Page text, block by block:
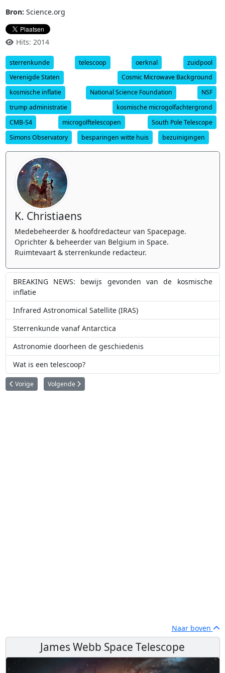
Bron: Science.org
Hits: 2014
sterrenkunde telescoop oerknal
zuidpool
Verenigde Staten
Cosmic Microwave Background
kosmische inflatie
National Science Foundation
NSF
trump administratie
kosmische microgolfachtergrond
CMB-S4
microgolftelescopen
South Pole Telescope
Simons Observatory
besparingen witte huis bezuinigingen
K. Christiaens
Medebeheerder & hoofdredacteur van Spacepage.
Oprichter & beheerder van Belgium in Space.
Ruimtevaart & sterrenkunde redacteur.
BREAKING NEWS: bewijs gevonden van de kosmische
inflatie
Infrared Astronomical Satellite (IRAS)
Sterrenkunde vanaf Antarctica
Astronomie doorheen de geschiedenis
Wat is een telescoop?
Vorig artikel: Spanje biedt 400 miljoen euro om megatelescoop te
Vorige Volgende artikel: Steeds veranderend heelal voor het eerst
Volgende
Naar boven
James Webb Space Telescope